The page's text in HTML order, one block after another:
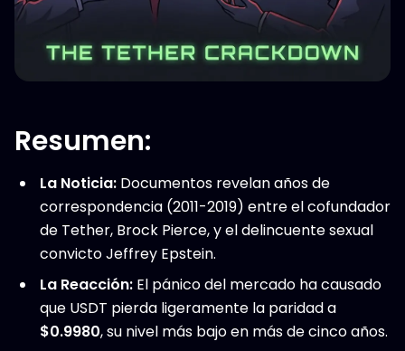
Resumen:
La Noticia: Documentos revelan años de
correspondencia (2011-2019) entre el cofundador
de Tether, Brock Pierce, y el delincuente sexual
convicto Jeffrey Epstein.
La Reacción: El pánico del mercado ha causado
que USDT pierda ligeramente la paridad a
$0.9980, su nivel más bajo en más de cinco años.